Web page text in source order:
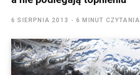
6 SIERPNIA 2013 6 MINUT CZYTANIA